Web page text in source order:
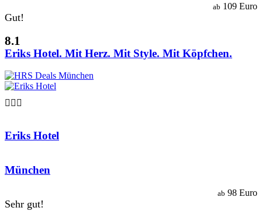
Gut!
8.1
ab 109 Euro
Eriks Hotel. Mit Herz. Mit Style. Mit Köpfchen.

Eriks Hotel
München
Sehr gut!
ab 98 Euro